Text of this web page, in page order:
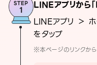
LINEアプリから
LINEアプリ ＞
をタップ
※本ページのリンクか